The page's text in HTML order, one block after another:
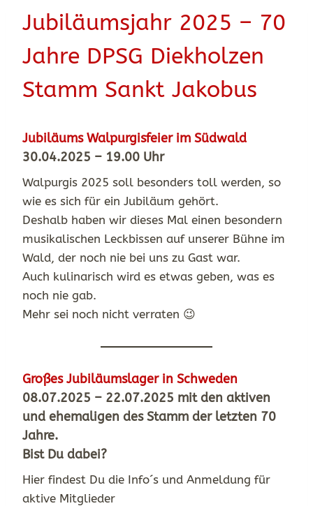
Jubiläumsjahr 2025 – 70
Jahre DPSG Diekholzen
Stamm Sankt Jakobus
Jubiläums Walpurgisfeier im Südwald
30.04.2025 – 19.00 Uhr
Walpurgis 2025 soll besonders toll werden, so
wie es sich für ein Jubiläum gehört.
Deshalb haben wir dieses Mal einen besondern
musikalischen Leckbissen auf unserer Bühne im
Wald, der noch nie bei uns zu Gast war.
Auch kulinarisch wird es etwas geben, was es
noch nie gab.
Mehr sei noch nicht verraten 😉
Großes Jubiläumslager in Schweden
08.07.2025 – 22.07.2025 mit den aktiven
und ehemaligen des Stamm der letzten 70
Jahre.
Bist Du dabei?
Hier findest Du die Info´s und Anmeldung für
aktive Mitglieder